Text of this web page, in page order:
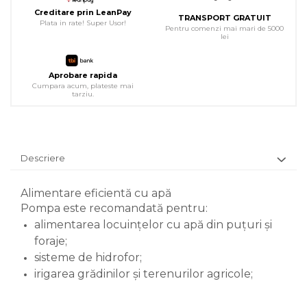
Creditare prin LeanPay
Plata in rate! Super Usor!
TRANSPORT GRATUIT
Pentru comenzi mai mari de 5000
lei
Aprobare rapida
Cumpara acum, plateste mai
tarziu.
Descriere
Alimentare eficientă cu apă
Pompa este recomandată pentru:
alimentarea locuințelor cu apă din puțuri și
foraje;
sisteme de hidrofor;
irigarea grădinilor și terenurilor agricole;